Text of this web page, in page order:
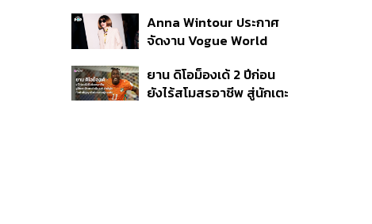
กระสุนอีกกว่า 30 นัด หาก
ไม่จบชีวิตตัวเองอาจสูญ
Anna Wintour ประกาศ
จัดงาน Vogue World
ยาน ดิโอม็องเด้ 2 ปีก่อน
ยังไร้สโมสรอาชีพ สู่นักเตะ